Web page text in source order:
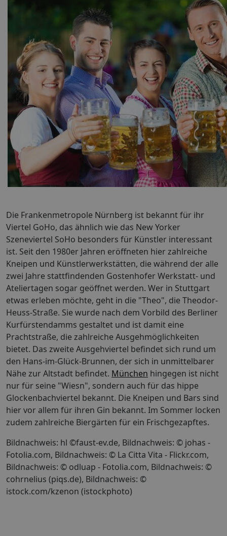
Die Frankenmetropole Nürnberg ist bekannt für ihr
Viertel GoHo, das ähnlich wie das New Yorker
Szeneviertel SoHo besonders für Künstler interessant
ist. Seit den 1980er Jahren eröffneten hier zahlreiche
Kneipen und Künstlerwerkstätten, die während der alle
zwei Jahre stattfindenden Gostenhofer Werkstatt- und
Ateliertagen sogar geöffnet werden. Wer in Stuttgart
etwas erleben möchte, geht in die "Theo", die Theodor-
Heuss-Straße. Sie wurde nach dem Vorbild des Berliner
Kurfürstendamms gestaltet und ist damit eine
Prachtstraße, die zahlreiche Ausgehmöglichkeiten
bietet. Das zweite Ausgehviertel befindet sich rund um
den Hans-im-Glück-Brunnen, der sich in unmittelbarer
Nähe zur Altstadt befindet. München hingegen ist nicht
nur für seine "Wiesn", sondern auch für das hippe
Glockenbachviertel bekannt. Die Kneipen und Bars sind
hier vor allem für ihren Gin bekannt. Im Sommer locken
zudem zahlreiche Biergärten für ein Frischgezapftes.
Bildnachweis: hl ©faust-ev.de, Bildnachweis: © johas -
Fotolia.com, Bildnachweis: © La Citta Vita - Flickr.com,
Bildnachweis: © odluap - Fotolia.com, Bildnachweis: ©
cohrnelius (piqs.de), Bildnachweis: ©
istock.com/kzenon (istockphoto)